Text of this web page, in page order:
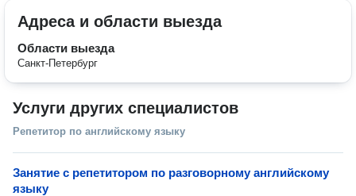
Адреса и области выезда
Области выезда
Санкт-Петербург
Услуги других специалистов
Репетитор по английскому языку
Занятие с репетитором по разговорному английскому
языку